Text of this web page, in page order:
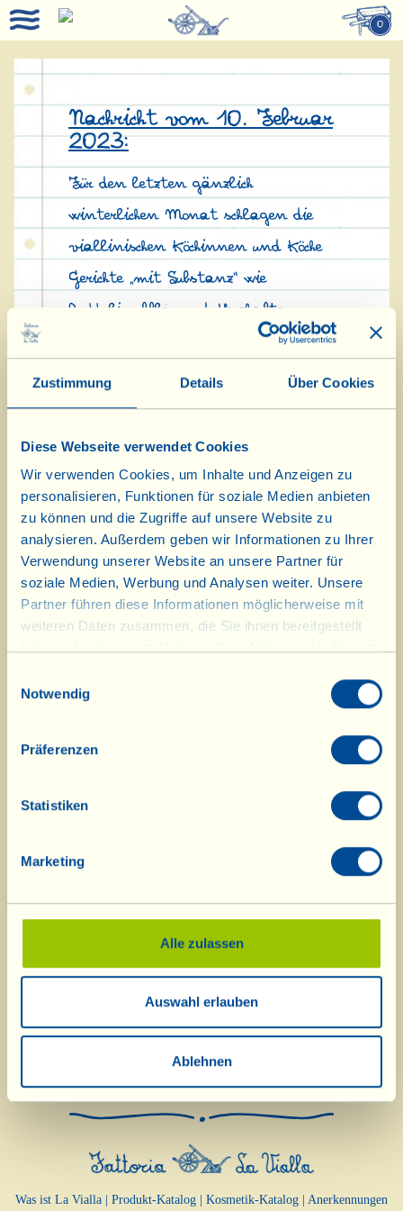
Zustimmung Details Über Cookies
Diese Webseite verwendet Cookies
Wir verwenden Cookies, um Inhalte und Anzeigen zu
personalisieren, Funktionen für soziale Medien anbieten
zu können und die Zugriffe auf unsere Website zu
analysieren. Außerdem geben wir Informationen zu Ihrer
Verwendung unserer Website an unsere Partner für
soziale Medien, Werbung und Analysen weiter. Unsere
Partner führen diese Informationen möglicherweise mit
weiteren Daten zusammen, die Sie ihnen bereitgestellt
Notwendig
Präferenzen
Statistiken
Marketing
Alle zulassen
Auswahl erlauben
Ablehnen
0
Nachricht vom 10. Februar
2023:
Für den letzten gänzlich
winterlichen Monat schlagen die
viallinischen Köchinnen und Köche
Gerichte „mit Substanz“ wie
Brokkolisoufflés und Herzhaften
Ricottakuchen mit rotem Pesto und
Und natürlich darf auch ein
in der ganzen Welt bekannte
italienische Nachspeise. Der Name
Tiramisù stammt von dem
trevisanischen Dialektausdruck
„Tireme su" (= zieh mich hoch.) In
diesem Rezept wird es mit
Zitronensaft anstelle von Kaffee
zubereitet.
Hiergeht es zu den Februar-Rezepten.
Was ist La Vialla Produkt-Katalog Kosmetik-Katalog Anerkennungen